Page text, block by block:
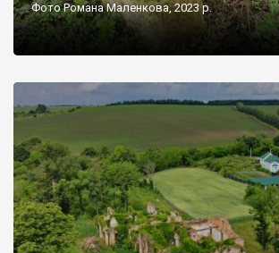
Фото Романа Маленкова, 2023 р.